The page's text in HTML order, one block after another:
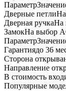
Параметр
Дверные петли
Дверная ручкаНа
ЗамокНа выбор
Параметр
Гарантиядо 36
Сторона
Направление
В стоимость
Популярные